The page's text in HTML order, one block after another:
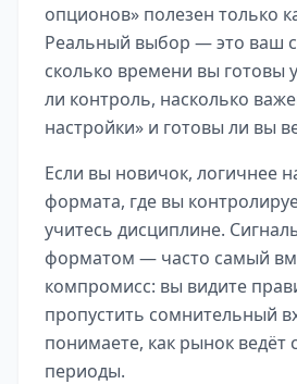
опционов» полезен только
Реальный выбор — это ваш
сколько времени вы готовы
ли контроль, насколько
настройки» и готовы ли вы
Если вы новичок, логичнее
формата, где вы
учитесь дисциплине.
форматом — часто самый
компромисс: вы видите
пропустить сомнительный
понимаете, как рынок ведёт
периоды.